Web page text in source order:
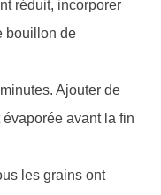
réduit, incorporer
bouillon de
Ajouter de
évaporée avant la fin
les grains ont